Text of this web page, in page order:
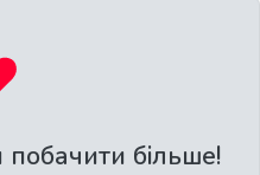
більше!